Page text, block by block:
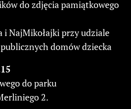
do zdjęcia pamiątkowego
i NajMikołajki przy udziale
domów dziecka
do parku
2.